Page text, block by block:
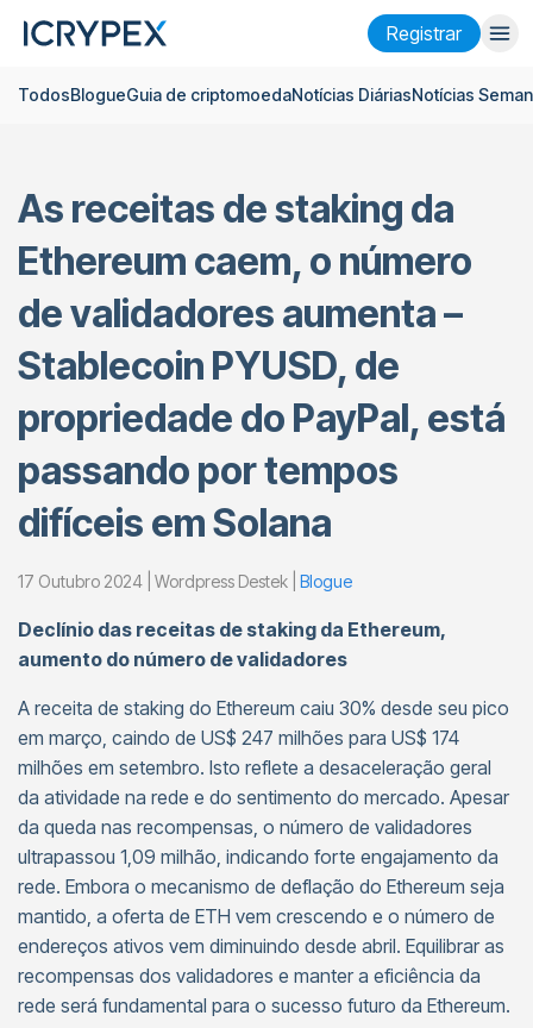
Registrar
Entrar Registrar
Empresa
Pesquisar
Ajuda
Futuros x50
Português
Tema
TodosBlogueGuia de criptomoedaNotícias DiáriasNotícias
As receitas de staking da
Ethereum caem, o número
de validadores aumenta –
Stablecoin PYUSD, de
propriedade do PayPal, está
passando por tempos
difíceis em Solana
17 Outubro 2024 | Wordpress Destek | Blogue
Declínio das receitas de staking da Ethereum,
aumento do número de validadores
A receita de staking do Ethereum caiu 30% desde seu pico
em março, caindo de US$ 247 milhões para US$ 174
milhões em setembro. Isto reflete a desaceleração geral
da atividade na rede e do sentimento do mercado. Apesar
da queda nas recompensas, o número de validadores
ultrapassou 1,09 milhão, indicando forte engajamento da
rede. Embora o mecanismo de deflação do Ethereum seja
mantido, a oferta de ETH vem crescendo e o número de
endereços ativos vem diminuindo desde abril. Equilibrar as
recompensas dos validadores e manter a eficiência da
rede será fundamental para o sucesso futuro da Ethereum.